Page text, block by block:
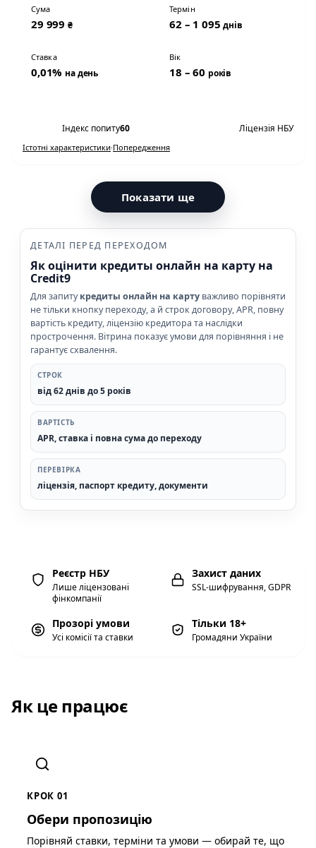
Сума
29 999 ₴
Термін
62 – 1 095днів
Ставка
0,01% на день
Вік
18 – 60 років
Індекс попиту60 Ліцензія НБУ
Істотні характеристики·Попередження
Показати ще
ДЕТАЛІ ПЕРЕД ПЕРЕХОДОМ
Як оцінити кредиты онлайн на карту на
Credit9
Для запитукредиты онлайн на карту важливо порівняти
не тільки кнопку переходу, а й строк договору, APR, повну
вартість кредиту, ліцензію кредитора та наслідки
прострочення. Вітрина показує умови для порівняння і не
гарантує схвалення.
СТРОК
від 62 днів до 5 років
ВАРТІСТЬ
APR, ставка і повна сума до переходу
ПЕРЕВІРКА
ліцензія, паспорт кредиту, документи
Реєстр НБУ
Лише ліцензовані
фінкомпанії
Захист даних
SSL-шифрування, GDPR
Прозорі умови
Усі комісії та ставки
Тільки 18+
Громадяни України
Як це працює
КРОК 01
Обери пропозицію
Порівняй ставки, терміни та умови — обирай те, що